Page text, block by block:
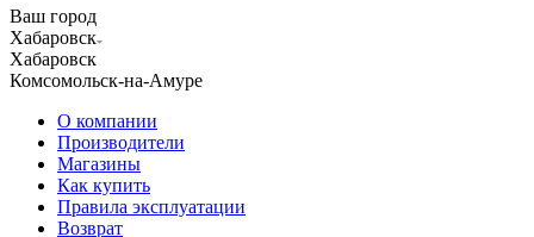
Ваш город
Хабаровск
Хабаровск
Комсомольск-на-Амуре
О компании
Производители
Магазины
Как купить
Правила эксплуатации
Возврат